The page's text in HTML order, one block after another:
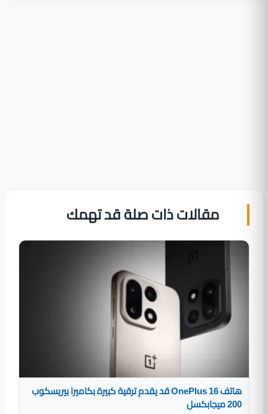
مقالات ذات صلة قد تهمك
هاتف OnePlus 16 قد يقدم ترقية كبيرة بكاميرا بيريسكوب
200 ميجابكسل